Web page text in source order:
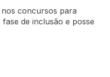
concursos para
de inclusão e posse